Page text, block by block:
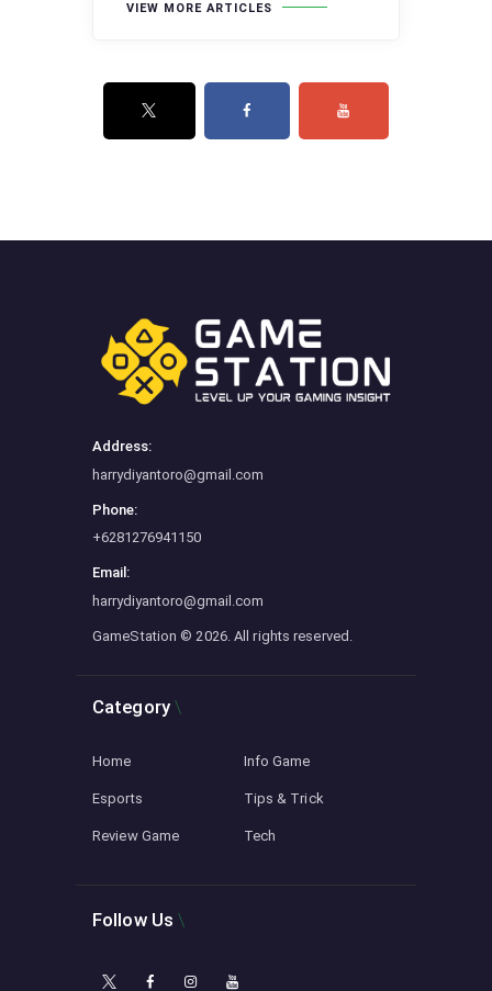
VIEW MORE ARTICLES
Address:
harrydiyantoro@gmail.com
Phone:
+6281276941150
Email:
harrydiyantoro@gmail.com
GameStation © 2026. All rights reserved.
Category
Home Info Game
Esports Tips & Trick
Review Game Tech
Follow Us